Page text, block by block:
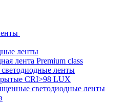
ленты
лента Premium class
ленты
CRI>98 LUX
светодиодные ленты